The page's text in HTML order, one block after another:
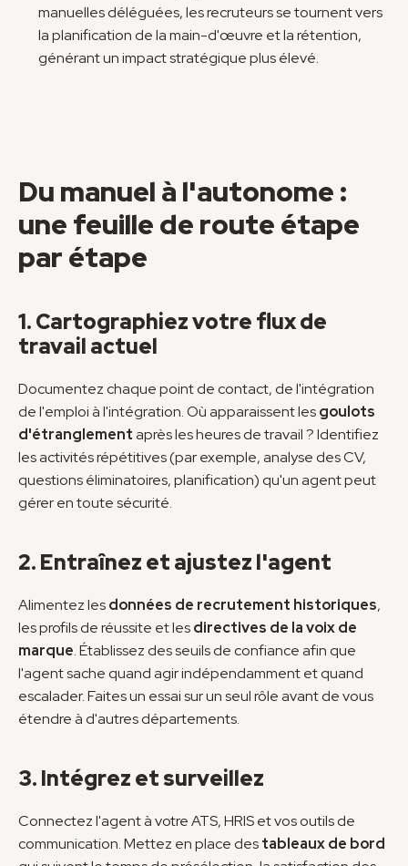
manuelles déléguées, les recruteurs se tournent vers
la planification de la main-d'œuvre et la rétention,
générant un impact stratégique plus élevé.
Du manuel à l'autonome :
une feuille de route étape
par étape
1. Cartographiez votre flux de
travail actuel
Documentez chaque point de contact, de l'intégration
de l'emploi à l'intégration. Où apparaissent les goulots
d'étranglement après les heures de travail ? Identifiez
les activités répétitives (par exemple, analyse des CV,
questions éliminatoires, planification) qu'un agent peut
gérer en toute sécurité.
2. Entraînez et ajustez l'agent
Alimentez les données de recrutement historiques,
les profils de réussite et les directives de la voix de
marque. Établissez des seuils de confiance afin que
l'agent sache quand agir indépendamment et quand
escalader. Faites un essai sur un seul rôle avant de vous
étendre à d'autres départements.
3. Intégrez et surveillez
Connectez l'agent à votre ATS, HRIS et vos outils de
communication. Mettez en place des tableaux de bord